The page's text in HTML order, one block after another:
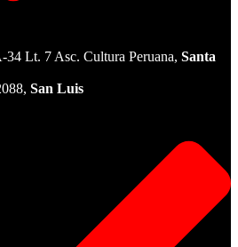
34 Lt. 7 Asc. Cultura Peruana, Santa
San Luis